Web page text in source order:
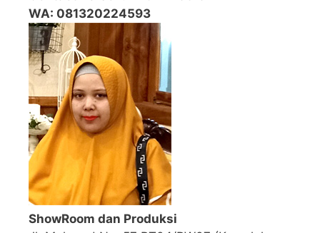
WA: 081320224593
ShowRoom dan Produksi